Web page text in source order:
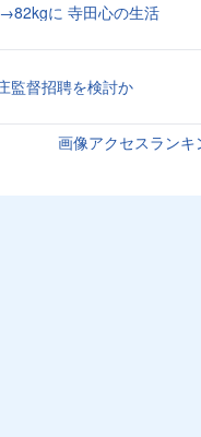
に 寺田心の生活
監督招聘を検討か
画像アクセスランキ